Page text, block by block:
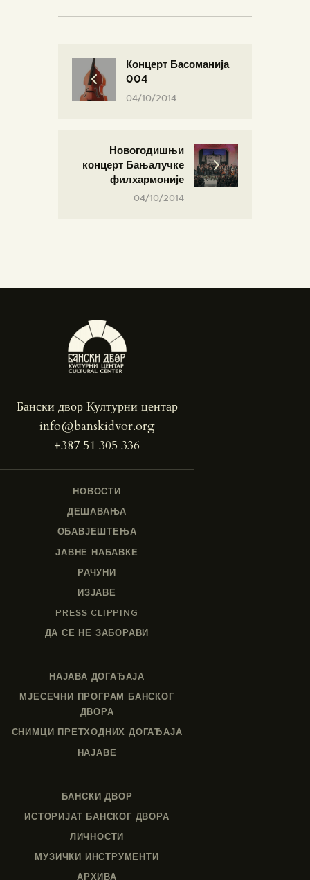
Концерт Басоманија
004
04/10/2014
Новогодишњи
концерт Бањалучке
филхармоније
04/10/2014
Бански двор Културни центар
info@banskidvor.org
+387 51 305 336
НОВОСТИ
ДЕШАВАЊА
ОБАВЈЕШТЕЊА
ЈАВНЕ НАБАВКЕ
РАЧУНИ
ИЗЈАВЕ
PRESS CLIPPING
ДА СЕ НЕ ЗАБОРАВИ
НАЈАВА ДОГАЂАЈА
МЈЕСЕЧНИ ПРОГРАМ БАНСКОГ
ДВОРА
СНИМЦИ ПРЕТХОДНИХ ДОГАЂАЈА
НАЈАВЕ
БАНСКИ ДВОР
ИСТОРИЈАТ БАНСКОГ ДВОРА
ЛИЧНОСТИ
МУЗИЧКИ ИНСТРУМЕНТИ
АРХИВА